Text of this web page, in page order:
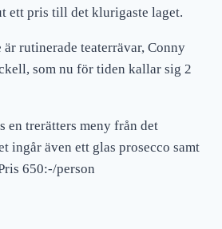
ett pris till det klurigaste laget.
rutinerade teaterrävar, Conny
som nu för tiden kallar sig 2
en trerätters meny från det
ingår även ett glas prosecco samt
650:-/person